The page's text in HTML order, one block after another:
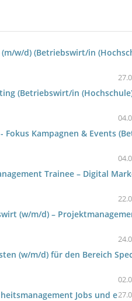
w/d) (Betriebswirt/in
(Betriebswirt/in
Kampagnen & Events
Trainee – Digital
(w/m/d) –
(w/m/d) für den Bereich
Jobs und e